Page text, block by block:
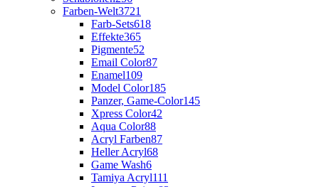
Farben-Welt3721
Farb-Sets618
Effekte365
Pigmente52
Email Color87
Enamel109
Model Color185
Panzer, Game-Color145
Xpress Color42
Aqua Color88
Acryl Farben87
Heller Acryl68
Game Wash6
Tamiya Acryl111